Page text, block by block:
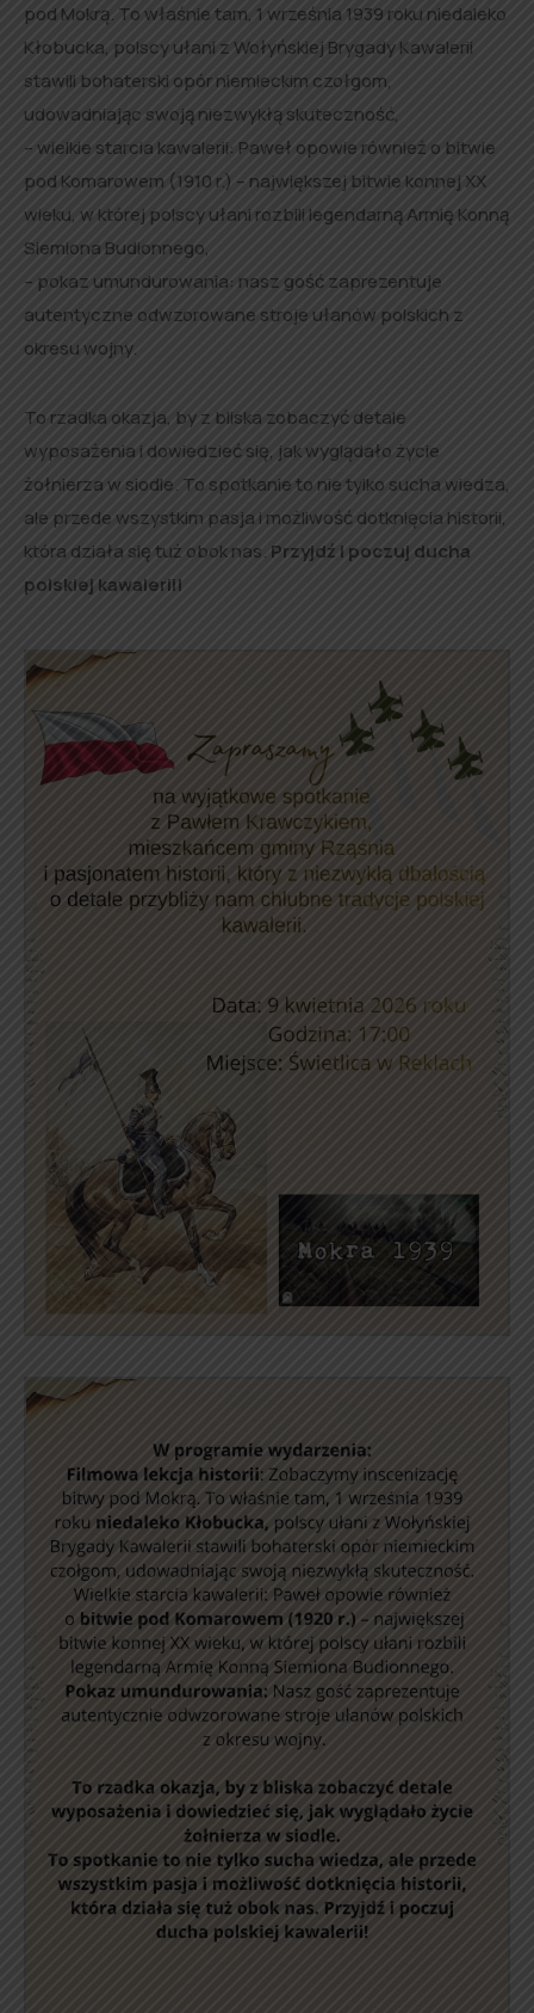
pod Mokrą. To właśnie tam, 1 września 1939 roku niedaleko
Kłobucka, polscy ułani z Wołyńskiej Brygady Kawalerii
stawili bohaterski opór niemieckim czołgom,
udowadniając swoją niezwykłą skuteczność,
– wielkie starcia kawalerii: Paweł opowie również o bitwie
pod Komarowem (1910 r.) – największej bitwie konnej XX
wieku, w której polscy ułani rozbili legendarną Armię Konną
Siemiona Budionnego,
– pokaz umundurowania: nasz gość zaprezentuje
autentyczne odwzorowane stroje ułanów polskich z
okresu wojny.
To rzadka okazja, by z bliska zobaczyć detale
wyposażenia i dowiedzieć się, jak wyglądało życie
żołnierza w siodle. To spotkanie to nie tylko sucha wiedza,
ale przede wszystkim pasja i możliwość dotknięcia historii,
która działa się tuż obok nas. Przyjdź i poczuj ducha
polskiej kawalerii!